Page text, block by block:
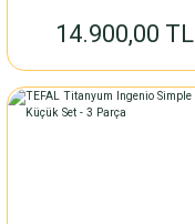
14.900,00 TL